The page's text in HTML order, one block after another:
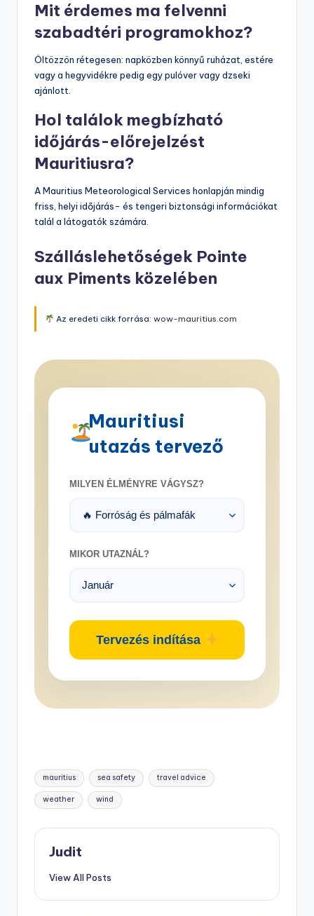
Mit érdemes ma felvenni
szabadtéri programokhoz?
Öltözzön rétegesen: napközben könnyű ruházat, estére
vagy a hegyvidékre pedig egy pulóver vagy dzseki
ajánlott.
Hol találok megbízható
időjárás-előrejelzést
Mauritiusra?
A Mauritius Meteorological Services honlapján mindig
friss, helyi időjárás- és tengeri biztonsági információkat
talál a látogatók számára.
Szálláslehetőségek Pointe
aux Piments közelében
Az eredeti cikk forrása:wow-mauritius.com
Mauritiusi
utazás tervező
MILYEN ÉLMÉNYRE VÁGYSZ?
MIKOR UTAZNÁL?
Tervezés indítása
Tags:
mauritius sea safety travel advice
weather wind
Judit
View All Posts